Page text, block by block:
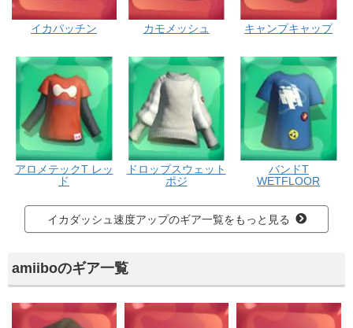
イカパッチン カモメッシュ キャンプキャップ
アロメテックT レッ
ド
ドロップスウェット
ポジ
バンドT
WETFLOOR
イカダッシュ速度アップのギア一覧をもっと見る
amiiboのギア一覧